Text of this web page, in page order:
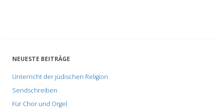
NEUESTE BEITRÄGE
Unterricht der jüdischen Religion
Sendschreiben
Für Chor und Orgel